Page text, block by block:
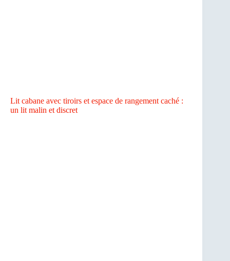
Lit cabane avec tiroirs et espace de rangement caché :
un lit malin et discret